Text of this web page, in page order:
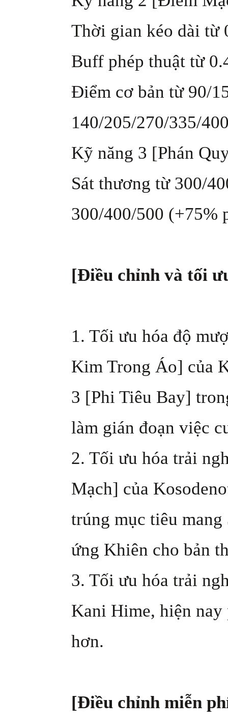
Thời gian kéo dài từ
Buff phép thuật từ
Điểm cơ bản từ 90/
140/205/270/335/
Kỹ năng 3 [Phán
Sát thương từ 300/
300/400/500 (+75%
[Điều chỉnh và tối
1. Tối ưu hóa độ
Kim Trong Áo] của
3 [Phi Tiêu Bay]
làm gián đoạn việc
2. Tối ưu hóa trải
Mạch] của
trúng mục tiêu
ứng Khiên cho bản
3. Tối ưu hóa trải
Kani Hime, hiện nay
hơn.
[Điều chỉnh miễn